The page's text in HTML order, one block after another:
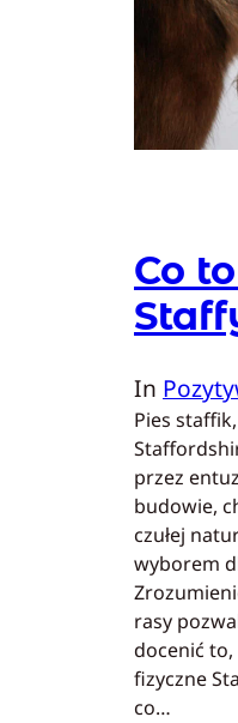
Co
In
Pies
przez
budowie,
czułej
wyborem
rasy
docenić to,
fizyczne
co…